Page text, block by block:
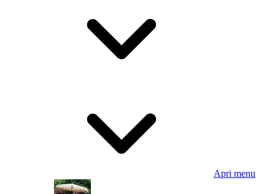
Apri menu